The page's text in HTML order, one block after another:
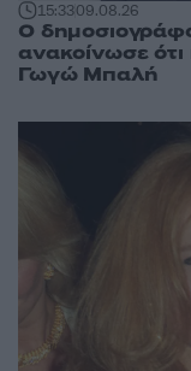
15:3309.08.26
Ο
ανακοίνωσε
Γωγώ Μπαλή